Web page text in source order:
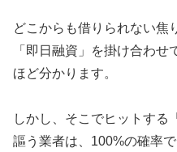
どこからも借りられない焦
「即日融資」を掛け合わ
ほど分かります。
しかし、そこでヒットする
謳う業者は、100%の確率